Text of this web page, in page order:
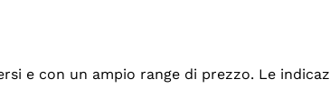
e con un ampio range di prezzo. Le